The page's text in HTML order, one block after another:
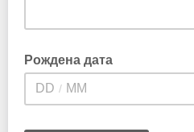
Рождена дата
/